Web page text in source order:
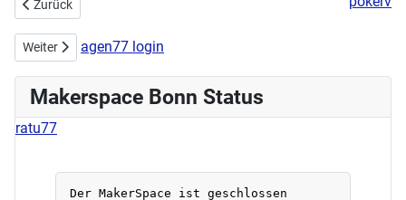
Vorheriger Beitrag: Workshops zur Demystifizierung IT
Zurück
Nächster Beitrag: GEM-einsam – Das Gesellschaftsspiele-Event im
Weiter agen77 login
Makerspace Bonn Status
ratu77